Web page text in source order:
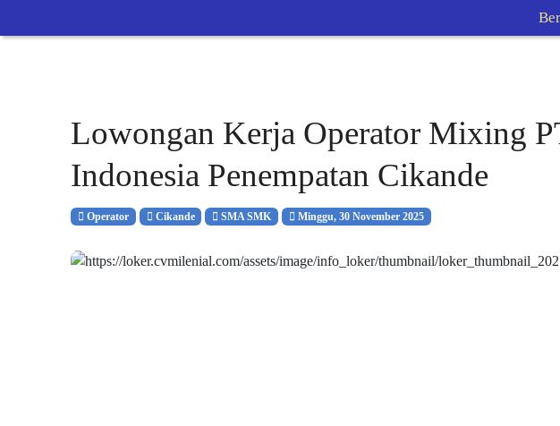
Lowongan Kerja Operator Mixing
Indonesia Penempatan Cikande
Operator Cikande SMA SMK Minggu, 30 November 2025